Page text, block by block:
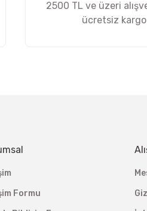
2500 TL ve üzeri
ücretsiz kargo
Formu